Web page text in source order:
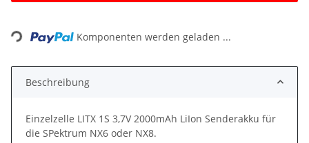
Komponenten werden geladen ...
Beschreibung
Einzelzelle LITX 1S 3,7V 2000mAh LiIon Senderakku für
die SPektrum NX6 oder NX8.